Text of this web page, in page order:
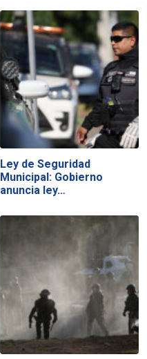
Ley de Seguridad
Municipal: Gobierno
anuncia ley…